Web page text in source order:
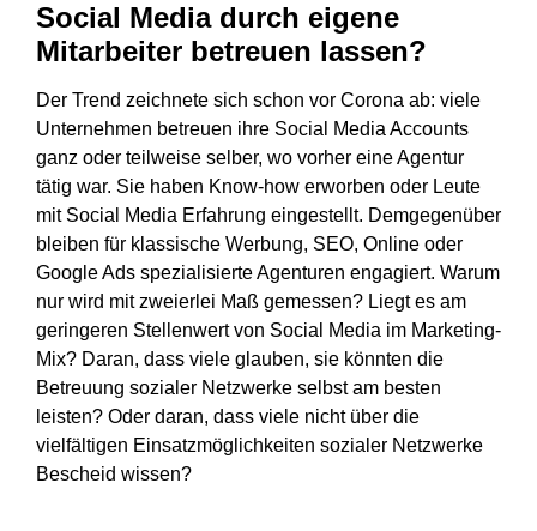
Social Media durch eigene
Mitarbeiter betreuen lassen?
Der Trend zeichnete sich schon vor Corona ab: viele
Unternehmen betreuen ihre Social Media Accounts
ganz oder teilweise selber, wo vorher eine Agentur
tätig war. Sie haben Know-how erworben oder Leute
mit Social Media Erfahrung eingestellt. Demgegenüber
bleiben für klassische Werbung, SEO, Online oder
Google Ads spezialisierte Agenturen engagiert. Warum
nur wird mit zweierlei Maß gemessen? Liegt es am
geringeren Stellenwert von Social Media im Marketing-
Mix? Daran, dass viele glauben, sie könnten die
Betreuung sozialer Netzwerke selbst am besten
leisten? Oder daran, dass viele nicht über die
vielfältigen Einsatzmöglichkeiten sozialer Netzwerke
Bescheid wissen?